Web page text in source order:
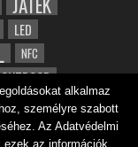
LED
NFC
OUTDOOR
ZENE ZÖLD
alkalmaz
személyre szabott
Az Adatvédelmi
az információk.